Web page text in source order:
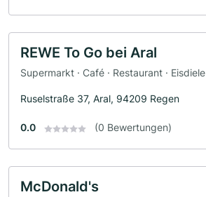
REWE To Go bei Aral
Supermarkt · Café · Restaurant · Eisdiele
Ruselstraße 37, Aral, 94209 Regen
0.0 (0 Bewertungen)
McDonald's